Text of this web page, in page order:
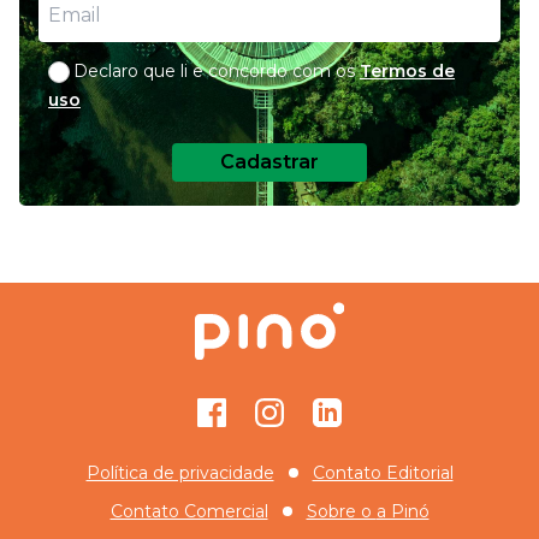
Declaro que li e concordo com os Termos de
uso
Cadastrar
FacebookInstagramGitHub
Política de privacidade
Contato Editorial
Contato Comercial
Sobre o a Pinó